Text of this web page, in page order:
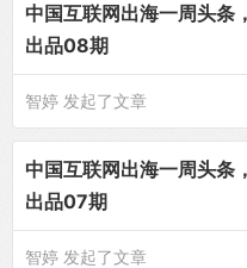
中国互联网出海一周头条
出品08期
智婷 发起了文章
中国互联网出海一周头条
出品07期
智婷 发起了文章